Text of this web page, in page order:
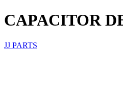
CAPACITOR
JJ PARTS